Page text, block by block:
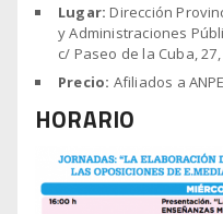
POSICIÓN
ZONA
AFILIADO
Lugar: Dirección
y Administraciones
c/ Paseo de la Cuba, 27
Precio: Afiliados a
HORARIO